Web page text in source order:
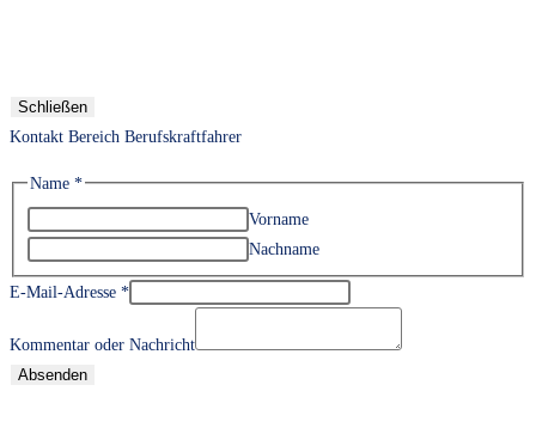
Schließen
Kontakt Bereich Berufskraftfahrer
Name *
Vorname
Nachname
E-Mail-Adresse *
Kommentar oder Nachricht
Absenden